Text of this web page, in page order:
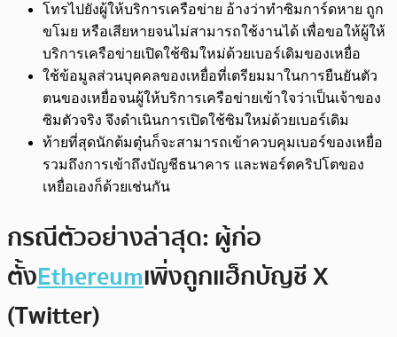
โทรไปยังผู้ให้บริการเครือข่าย อ้างว่าทำซิมการ์ดหาย ถูก
ขโมย หรือเสียหายจนไม่สามารถใช้งานได้ เพื่อขอให้ผู้ให้
บริการเครือข่ายเปิดใช้ซิมใหม่ด้วยเบอร์เดิมของเหยื่อ
ใช้ข้อมูลส่วนบุคคลของเหยื่อที่เตรียมมาในการยืนยันตัว
ตนของเหยื่อจนผู้ให้บริการเครือข่ายเข้าใจว่าเป็นเจ้าของ
ซิมตัวจริง จึงดำเนินการเปิดใช้ซิมใหม่ด้วยเบอร์เดิม
ท้ายที่สุดนักต้มตุ๋นก็จะสามารถเข้าควบคุมเบอร์ของเหยื่อ
รวมถึงการเข้าถึงบัญชีธนาคาร และพอร์ตคริปโตของ
เหยื่อเองก็ด้วยเช่นกัน
กรณีตัวอย่างล่าสุด: ผู้ก่อ
ตั้งEthereumเพิ่งถูกแฮ็กบัญชี X
(Twitter)